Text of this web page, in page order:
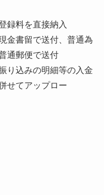
録料を直接納入
金書留で送付、普通為
通郵便で送付
り込みの明細等の入金
せてアップロー